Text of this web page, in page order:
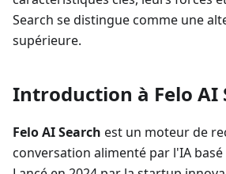
Search se distingue comme une
supérieure.
Introduction à Felo AI
Felo AI Search est un moteur de
conversation alimenté par l'IA basé